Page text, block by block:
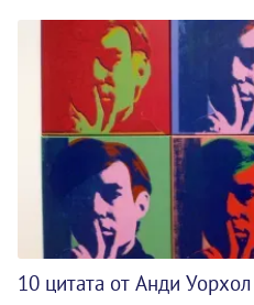
10 цитата от Анди Уорхол